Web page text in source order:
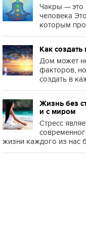
Чакры — это
человека
которым
Как
Дом может
факторов,
создать в
Жизнь без
и с миром
Стресс
жизни каждого из нас